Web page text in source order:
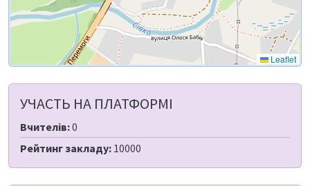
Leaflet
УЧАСТЬ НА ПЛАТФОРМІ
Вчителів:0
Рейтинг закладу: 10000